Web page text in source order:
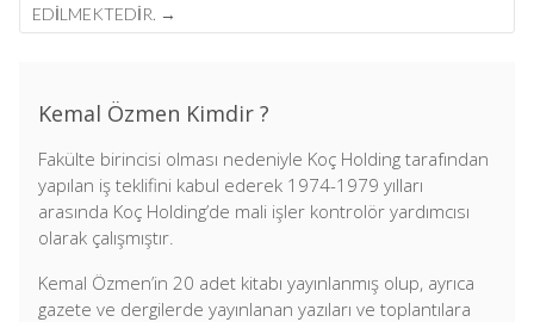
EDILMEKTEDIR. →
Kemal Özmen Kimdir ?
Fakülte birincisi olması nedeniyle Koç Holding tarafından
yapılan iş teklifini kabul ederek 1974-1979 yılları
arasında Koç Holding’de mali işler kontrolör yardımcısı
olarak çalışmıştır.
Kemal Özmen’in 20 adet kitabı yayınlanmış olup, ayrıca
gazete ve dergilerde yayınlanan yazıları ve toplantılara